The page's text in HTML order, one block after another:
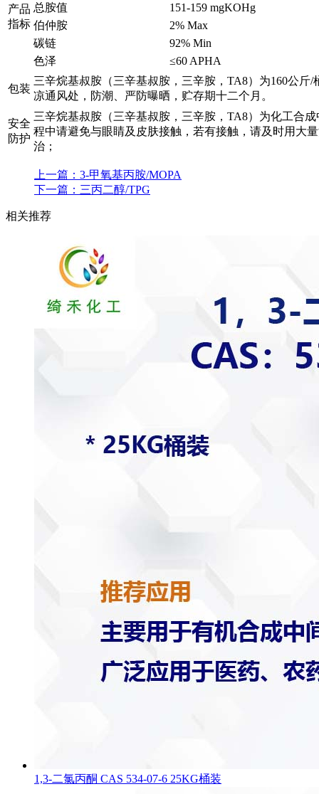
产品
指标
总胺值
151-159 mgKOHg
伯仲胺
2% Max
碳链
92% Min
色泽
≤60 APHA
包装
三辛烷基叔胺（三辛基叔胺，三辛胺，TA8）为160公斤/
凉通风处，防潮、严防曝晒，贮存期十二个月。
安全
防护
三辛烷基叔胺（三辛基叔胺，三辛胺，TA8）为化工合
程中请避免与眼睛及皮肤接触，若有接触，请及时用大
治；
上一篇： 3-甲氧基丙胺/MOPA
下一篇： 三丙二醇/TPG
相关推荐
1,3-二氯丙酮 CAS 534-07-6 25KG桶装